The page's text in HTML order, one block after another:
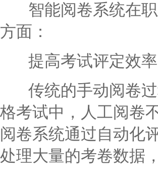
智能阅卷系统在职
方面：
提高考试评定效率
传统的手动阅卷过
格考试中，人工阅卷
阅卷系统通过自动化
处理大量的考卷数据